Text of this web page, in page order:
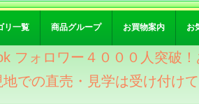
リ一覧 商品グループ お買物案内 お
フォロワー４０００人突破！
での直売・見学は受け付けて